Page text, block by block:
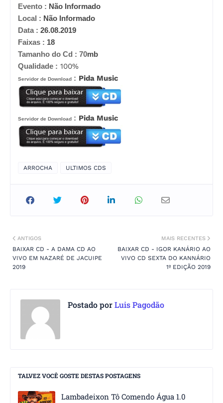
Evento : Não Informado
Local : Não Informado
Data : 26.08.2019
Faixas : 18
Tamanho do Cd : 70mb
Qualidade : 100%
Servidor de Download : Pida Music
Servidor de Download : Pida Music
ARROCHA ULTIMOS CDS
MAIS RECENTES
BAIXAR CD - IGOR KANÁRIO AO
VIVO CD SEXTA DO KANNÁRIO
1º EDIÇÃO 2019
ANTIGOS
BAIXAR CD - A DAMA CD AO
VIVO EM NAZARÉ DE JACUIPE
2019
Postado porLuis Pagodão
TALVEZ VOCÊ GOSTE DESTAS POSTAGENS
Lambadeixon Tô Comendo Água 1.0